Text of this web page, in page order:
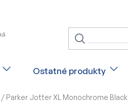
Ostatné produkty
/ Parker Jotter XL Monochrome Black